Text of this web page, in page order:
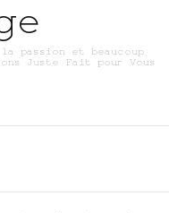
passion et beaucoup
Juste Fait pour Vous